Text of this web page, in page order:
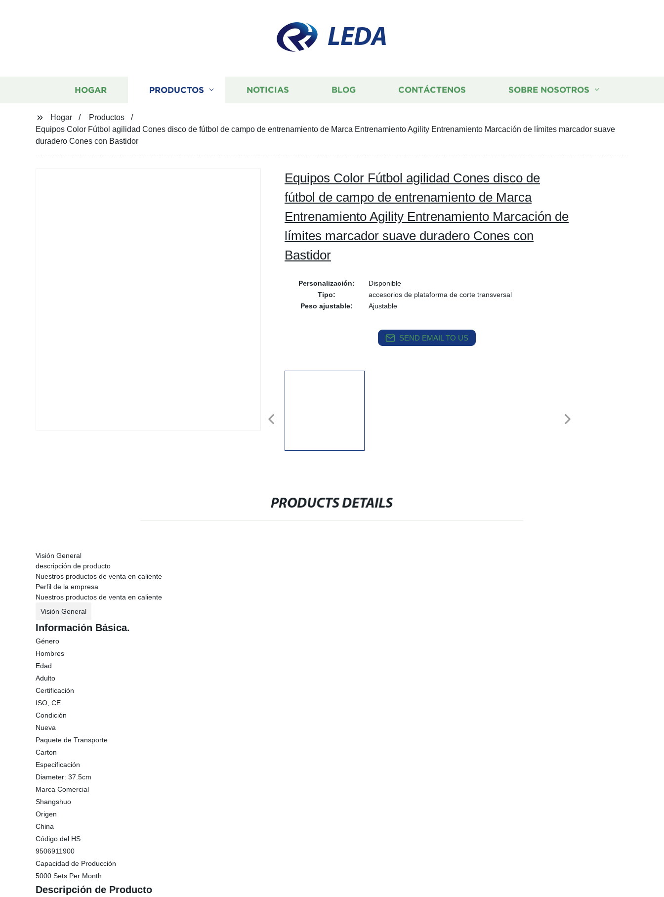
LEDA
HOGAR PRODUCTOS NOTICIAS BLOG CONTÁCTENOS SOBRE NOSOTROS
Hogar
Productos
Equipos Color Fútbol agilidad Cones disco de fútbol de campo de entrenamiento de Marca Entrenamiento Agility Entrenamiento Marcación de límites marcador suave
duradero Cones con Bastidor
Equipos Color Fútbol agilidad Cones disco de
fútbol de campo de entrenamiento de Marca
Entrenamiento Agility Entrenamiento Marcación de
límites marcador suave duradero Cones con
Bastidor
Personalización:
Disponible
Tipo:
accesorios de plataforma de corte transversal
Peso ajustable:
Ajustable
SEND EMAIL TO US
PRODUCTS DETAILS
Visión General
descripción de producto
Nuestros productos de venta en caliente
Perfil de la empresa
Nuestros productos de venta en caliente
Visión General
Información Básica.
Género
Hombres
Edad
Adulto
Certificación
ISO, CE
Condición
Nueva
Paquete de Transporte
Carton
Especificación
Diameter: 37.5cm
Marca Comercial
Shangshuo
Origen
China
Código del HS
9506911900
Capacidad de Producción
5000 Sets Per Month
Descripción de Producto